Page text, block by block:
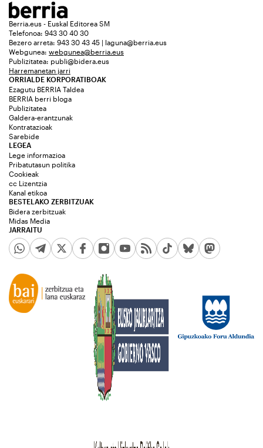
Berria.eus - Euskal Editorea SM
Telefonoa: 943 30 40 30
Bezero arreta: 943 30 43 45 | laguna@berria.eus
Webgunea: webgunea@berria.eus
Publizitatea: publi@bidera.eus
Harremanetan jarri
ORRIALDE KORPORATIBOAK
Ezagutu BERRIA Taldea
BERRIA berri bloga
Publizitatea
Galdera-erantzunak
Kontratazioak
Sarebide
JARRAITU
LEGEA
Lege informazioa
Pribatutasun politika
Cookieak
cc Lizentzia
Kanal etikoa
BESTELAKO ZERBITZUAK
Bidera zerbitzuak
Midas Media